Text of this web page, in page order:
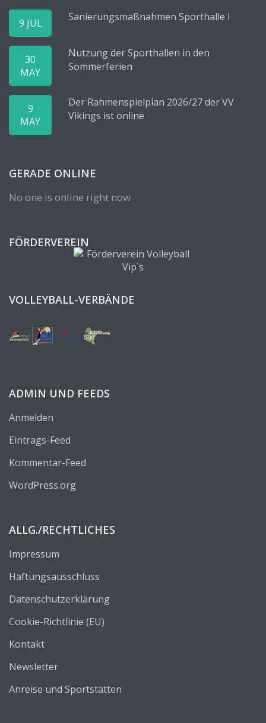
9 JUL Sanierungsmaßnahmen Sporthalle I
30
MAY
Nutzung der Sporthallen in den
Sommerferien
9
MAY
Der Rahmenspielplan 2026/27 der VV
Vikings ist online
GERADE ONLINE
No one is online right now
FÖRDERVEREIN
VOLLEYBALL-VERBÄNDE
ADMIN UND FEEDS
Anmelden
Eintrags-Feed
Kommentar-Feed
WordPress.org
ALLG./RECHTLICHES
Impressum
Haftungsausschluss
Datenschutzerklärung
Cookie-Richtlinie (EU)
Kontakt
Newsletter
Anreise und Sportstätten